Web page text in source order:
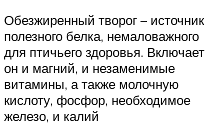
Обезжиренный творог – источник
полезного белка, немаловажного
для птичьего здоровья. Включает
он и магний, и незаменимые
витамины, а также молочную
кислоту, фосфор, необходимое
железо, и калий